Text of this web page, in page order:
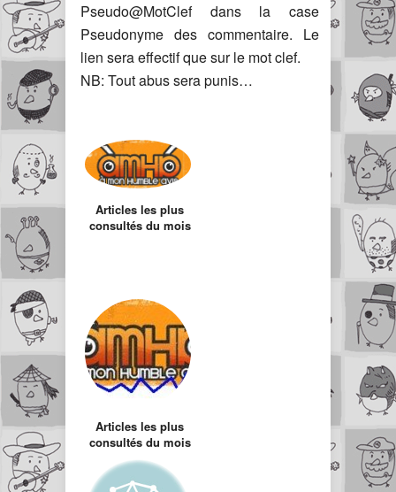
Pseudo@MotClef dans la case
Pseudonyme des commentaire. Le
lien sera effectif que sur le mot clef.
NB: Tout abus sera punis…
Articles les plus
consultés du mois
Articles les plus
consultés du mois
de Mars